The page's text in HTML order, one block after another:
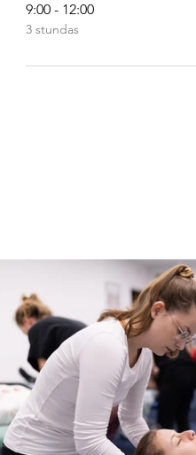
9:00 - 12:00
3 stundas